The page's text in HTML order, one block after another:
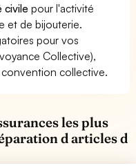
civile pour l'activité
et de bijouterie.
pour vos
Collective),
collective.
les plus
d articles d